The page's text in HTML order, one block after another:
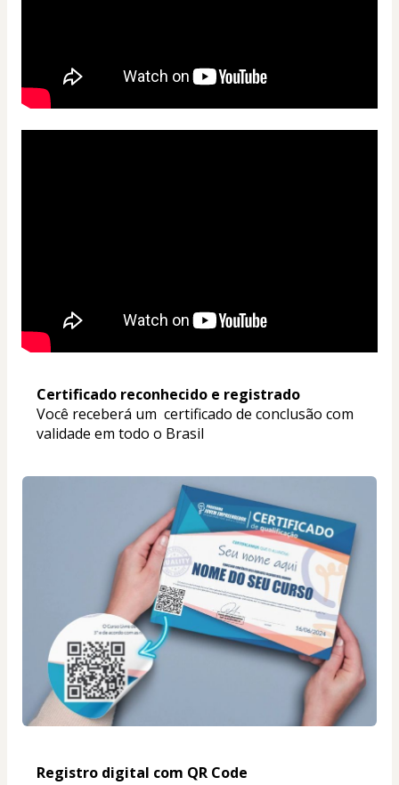
Certificado reconhecido e registrado
Você receberá um  certificado de conclusão com
validade em todo o Brasil
Registro digital com QR Code